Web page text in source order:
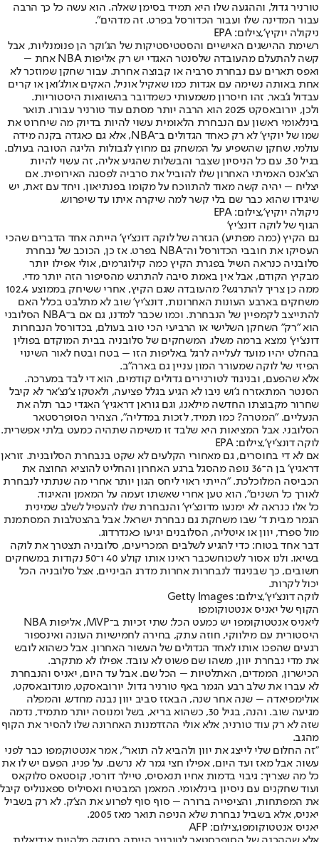
טורניר גדול, וההגעה שלו היא תמיד בסימן שאלה. הוא עשה כל כך הרבה
עבור המדינה שלו ועבור הכדורסל בפרט. זה מדהים".
ניקולה יוקיץ',צילום: EPA
רשימת ההישגים האישיים והסטטיסטיקות של הג'וקר הן פנומנליות, אבל
קשה להתעלם מהעובדה שלסנטר האגדי יש רק אליפות NBA אחת –
ואפס תארים עם נבחרת סרביה או קבוצה אחרת. עבור שחקן שמוזכר לא
אחת באותה נשימה עם אגדות כמו שאקיל אוניל, האקים אולג'ואן או קרים
עבדול ג'באר, זהו חיסרון משמעותי כשמדובר בהשוואות היסטוריות.
ולכן, יורובאסקט 2025 הוא הרבה יותר מסתם עוד טורניר עבורו. תואר
בינלאומי ראשון עם הנבחרת הלאומית עשוי להיות בדיוק מה שיחרוט את
שמו של יוקיץ' לא רק כאחד הגדולים ב־NBA, אלא גם כאגדה בקנה מידה
עולמי. שחקן שהשפיע על המשחק גם מחוץ לגבולות הליגה הטובה בעולם.
בגיל 30, עם כל הניסיון שצבר והבשלות שהגיע אליה, זה עשוי להיות
הצ'אנס האמיתי האחרון שלו להוביל את סרביה לפסגה האירופית. אם
יצליח – יהיה קשה מאוד להתווכח על מקומו בפנתיאון. ויחד עם זאת, יש
שיגידו שהוא כבר שם בלי קשר למה שיקרה איתו עד שיפרוש.
ניקולה יוקיץ',צילום: EPA
הגוף של לוקה דונצ'יץ'
גם הקיץ (כמה מפתיע) הגזרה של לוקה דונצ'יץ' הייתה אחד הדברים שהכי
העסיקו את חובבי הכדורסל וה־NBA בפרט. אז כן, הכוכב של נבחרת
סלובניה כנראה השיל בפגרת הקיץ כמה קילוגרמים, אולי אפילו יותר
מבקיץ הקודם, אבל אין באמת סיבה להתרגש מהסיפור הזה יותר מדי.
ממה כן צריך להתרגש? מהעובדה שגם הקיץ, אחרי ששיחק בממוצע 102.4
משחקים בארבע העונות האחרונות, דונצ'יץ' שוב לא מתלבט בכלל האם
להתייצב לקמפיין של הנבחרת. וכמו שכבר למדנו, גם אם ב־NBA הסלובני
הוא "רק" השחקן השלישי או הרביעי הכי טוב בעולם, בכדורסל הנבחרות
דונצ'יץ' נמצא ברמה משלו. המשחקים של סלובניה בבית המוקדם בפולין
בהחלט יהיו מועד לעלייה לרגל באליפות הזו – בטח ובטח לאור השינוי
הפיזי של לוקה שמעורר המון עניין גם בארה"ב.
אלא שהפעם, ובניגוד לטורנירים גדולים קודמים, הוא די לבד במערכה.
הסנטר המתאזרח ג'וש ניבו לא הגיע בגלל פציעה, ולאטקו צ'נצ'אר לא קיבל
שחרור מקבוצתו החדשה מילאנו, וגם גוראן דראגיץ' האגדי כבר תלה את
הנעליים. "המטרה? כמו תמיד, לזכות במדליה", הצהיר הסופרסטאר
הסלובני. אבל המציאות היא שלבד זו משימה שתהיה כמעט בלתי אפשרית.
לוקה דונצ'יץ',צילום: EPA
אם לא די בחוסרים, גם מאחורי הקלעים לא שקט בנבחרת הסלובנית. זוראן
דראגיץ' בן ה־36 נופה מהסגל ברגע האחרון והחליט להוציא החוצה את
הכביסה המלוכלכת. "הייתי ראוי ליחס הגון יותר אחרי מה שנתתי לנבחרת
לאורך כל השנים", הוא טען אחרי שאשתו זעמה על המאמן והאיגוד.
כל אלו כנראה לא ימנעו מדונצ'יץ' והנבחרת שלו להעפיל לשלב שמינית
הגמר מבית ד' שבו משחקת גם נבחרת ישראל. אבל בהצטלבות המסתמנת
מול ספרד, יוון או איטליה, הסלובנים יגיעו כאנדרדוג.
דבר אחד בטוח: כדי להגיע לשלבים המכריעים, סלובניה תצטרך את לוקה
בשיאו. ולנו אסור לשכוח
שכבר ראינו אותו קולע 40 ו־50 נקודות במשחקים
חשובים, כך שבניגוד לנבחרות אחרות מדרג הביניים, אצל סלובניה הכל
יכול לקרות.
לוקה דונצ'יץ',צילום: Getty Images
הקוף של יאניס אנטטוקומפו
ליאניס אנטטוקומפו יש כמעט הכל: שתי זכיות ב־MVP, אליפות NBA
היסטורית עם מילווקי, חוזה עתק, בחירה לחמישיות העונה ואינספור
רגעים שהפכו אותו לאחד הגדולים של העשור האחרון. אבל כשהוא לובש
את מדי נבחרת יוון, משהו שם פשוט לא עובד. אפילו לא מתקרב.
הכישרון, הממדים, האתלטיות – הכל שם. אבל עד היום, יאניס והנבחרת
לא עברו את שלב רבע הגמר באף טורניר גדול. יורובאסקט, מונדובאסקט,
אולימפיאדה – שנה אחר שנה, הבאזז סביב יוון נבנה מחדש, והמפלה
מגיעה שוב. והנה, בגיל 30, כשהוא בריא, בשל ומנוסה יותר מתמיד, נדמה
שזה לא רק עוד טורניר, אלא אולי ההזדמנות האחרונה שלו להסיר את הקוף
מהגב.
"זה החלום שלי לייצג את יוון ולהביא לה תואר", אמר אנטטוקמפו כבר לפני
עשור. אבל מאז ועד היום, אפילו חצי גמר לא נרשם. על פניו, הפעם יש לו את
כל מה שצריך: גיבוי בדמות אחיו תנאסיס, טיילר דורסי, קוסטאס סלוקאס
ועוד שחקנים עם ניסיון בינלאומי. המאמן המבטיח ואסיליס ספאנוליס קיבל
את המפתחות, והציפייה ברורה – סוף סוף לפרוע את הצ'ק. לא רק בשביל
יאניס, אלא בשביל נבחרת שלא הניפה תואר מאז 2005.
יאניס אנטטוקומפו,צילום: AFP